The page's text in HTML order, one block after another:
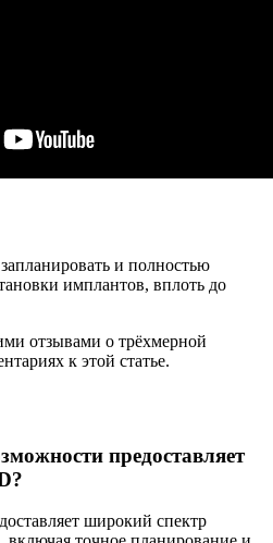
и полностью
имплантов, вплоть до
отзывами о трёхмерной
к этой статье.
предоставляет
широкий спектр